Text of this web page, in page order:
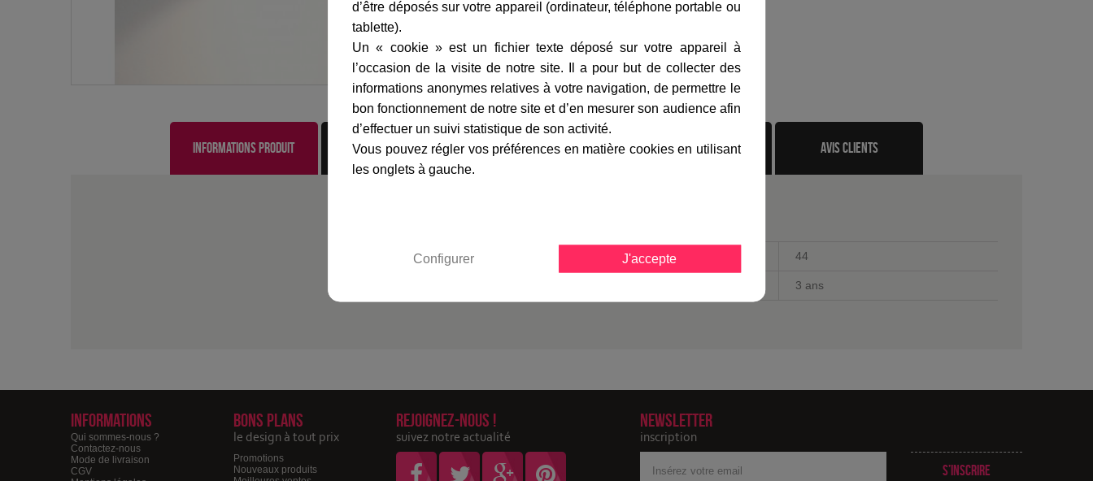
Informations produit marque livraison gamme complète avis clients
Norme de sécurité : 44
3 ans
Informations
Qui sommes-nous ?
Contactez-nous
Mode de livraison
CGV
Bons plans
le design à tout prix
Promotions
Nouveaux produits
Rejoignez-nous !
suivez notre actualité
Newsletter
inscription
adresse
S’inscrire
d’être déposés sur votre appareil (ordinateur, téléphone portable ou
tablette).
Un « cookie » est un fichier texte déposé sur votre appareil à
l’occasion de la visite de notre site. Il a pour but de collecter des
informations anonymes relatives à votre navigation, de permettre le
bon fonctionnement de notre site et d’en mesurer son audience afin
d’effectuer un suivi statistique de son activité.
Vous pouvez régler vos préférences en matière cookies en utilisant
les onglets à gauche.
Configurer J'accepte